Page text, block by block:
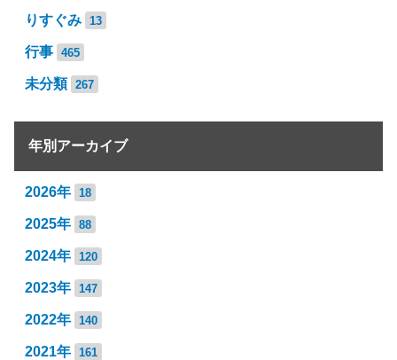
りすぐみ 13
行事 465
未分類 267
年別アーカイブ
2026年 18
2025年 88
2024年 120
2023年 147
2022年 140
2021年 161